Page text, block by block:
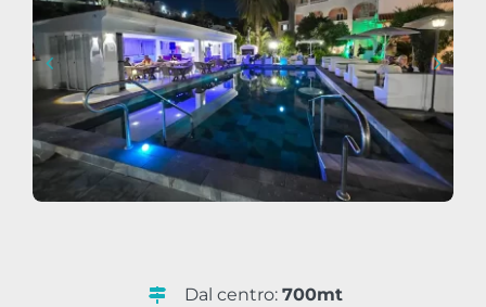
Dal centro:700mt